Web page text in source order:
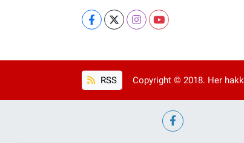
RSS Copyright © 2018. Her